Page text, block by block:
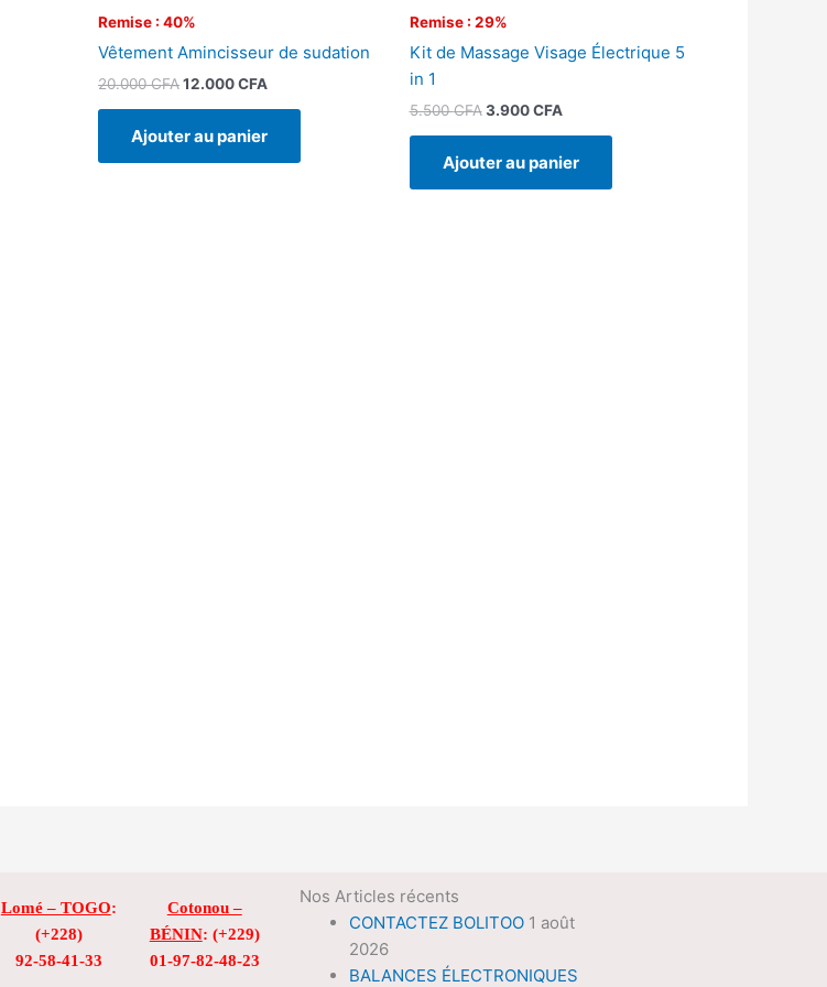
Remise : 40%
Vêtement Amincisseur de sudation
20.000CFA12.000CFA
Ajouter au panier
Remise : 29%
Kit de Massage Visage Électrique 5
in 1
5.500CFA 3.900CFA
Ajouter au panier
Lomé – TOGO:
(+228)
92-58-41-33
Cotonou –
BÉNIN: (+229)
01-97-82-48-23
Nos Articles récents
CONTACTEZ BOLITOO 1 août
2026
BALANCES ÉLECTRONIQUES